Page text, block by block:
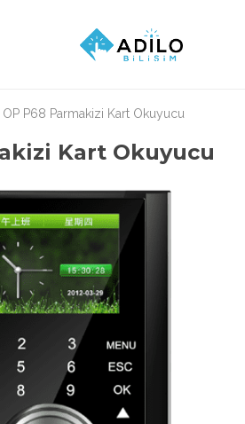
OP P68 Parmakizi Kart Okuyucu
Kart Okuyucu